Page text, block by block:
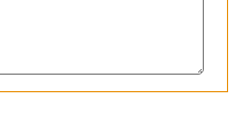
をつくる 全105巻(特典付